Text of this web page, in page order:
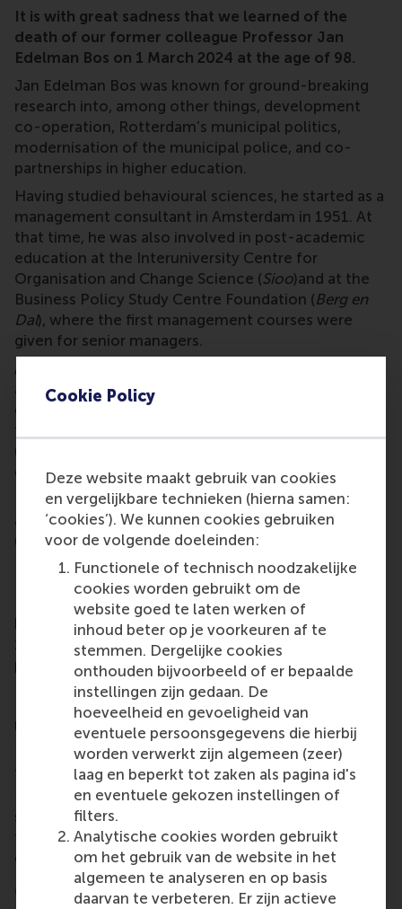
Cookie Policy
Deze website maakt gebruik van cookies
en vergelijkbare technieken (hierna samen:
‘cookies’). We kunnen cookies gebruiken
voor de volgende doeleinden:
Functionele of technisch noodzakelijke
cookies worden gebruikt om de
website goed te laten werken of
inhoud beter op je voorkeuren af te
stemmen. Dergelijke cookies
onthouden bijvoorbeeld of er bepaalde
instellingen zijn gedaan. De
hoeveelheid en gevoeligheid van
eventuele persoonsgegevens die hierbij
worden verwerkt zijn algemeen (zeer)
laag en beperkt tot zaken als pagina id's
en eventuele gekozen instellingen of
filters.
Analytische cookies worden gebruikt
om het gebruik van de website in het
algemeen te analyseren en op basis
daarvan te verbeteren. Er zijn actieve
It is with great sadness that we learned of the
death of our former colleague Professor Jan
Edelman Bos on 1 March 2024 at the age of 98.
Jan Edelman Bos was known for ground-breaking
research into, among other things, development
co-operation, Rotterdam’s municipal politics,
modernisation of the municipal police, and co-
partnerships in higher education.
Having studied behavioural sciences, he started as a
management consultant in Amsterdam in 1951. At
that time, he was also involved in post-academic
education at the Interuniversity Centre for
Organisation and Change Science (Sioo)and at the
Business Policy Study Centre Foundation (Berg en
Dal), where the first management courses were
given for senior managers.
As a management consultant, Edelman Bos worked
at Bosboom & Hegener, where he rose to chairman
of the board of directors. He was also chairman of
the Order of Organisational Scientists and Advisors
(
organisational consultants.
From 1979 he was professor of business
administration at Delft University of Technology
(TU Delft), and was appointed board member of the
Dutch Broadcasting Foundation (NOS - Nederlandse
Omroep Stichting) in 1982, succeeding Prof. Jan
Kreiken. With the establishment of RSM as the
business school at Erasmus University Rotterdam in
1970, he moved to Rotterdam, where he served as
professor of accountancy until 1990. Prof. Edelman
Bos held a rare combination of chairs at both
Rotterdam School of Management, Erasmus
University (RSM) and the medical faculty Erasmus
The memorial service took place on Thursday 7
March 2024. On behalf of the RSM community, we
send condolences to Jan Edelman Bos’ family and
friends, and our warmest gratitude to his
contributions to help RSM grow.
More information